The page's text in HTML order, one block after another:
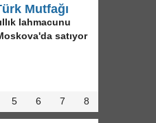
Mutfağı
lahmacunu
satıyor
5 6 7 8